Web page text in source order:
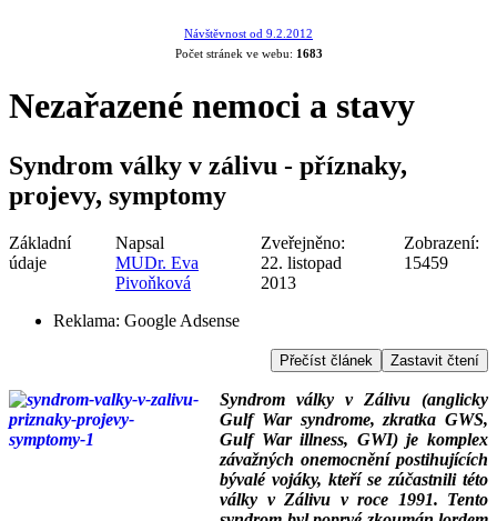
Návštěvnost od 9.2.2012
Počet stránek ve webu: 1683
Nezařazené nemoci a stavy
Syndrom války v zálivu - příznaky,
projevy, symptomy
Základní
údaje
Napsal
MUDr. Eva
Pivoňková
Zveřejněno:
22. listopad
2013
Zobrazení:
15459
Reklama: Google Adsense
Přečíst článek Zastavit čtení
Syndrom války v Zálivu (anglicky
Gulf War syndrome, zkratka GWS,
Gulf War illness, GWI) je komplex
závažných onemocnění postihujících
bývalé vojáky, kteří se zúčastnili této
války v Zálivu v roce 1991. Tento